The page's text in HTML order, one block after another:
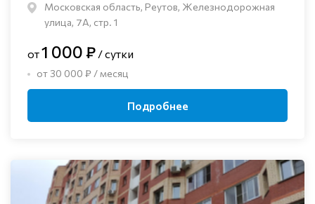
Московская область, Реутов, Железнодорожная
улица, 7А, стр. 1
от1 000 ₽ / сутки
от 30 000 ₽ / месяц
Подробнее